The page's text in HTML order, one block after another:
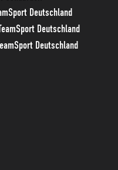
Deutschland
Deutschland
Deutschland